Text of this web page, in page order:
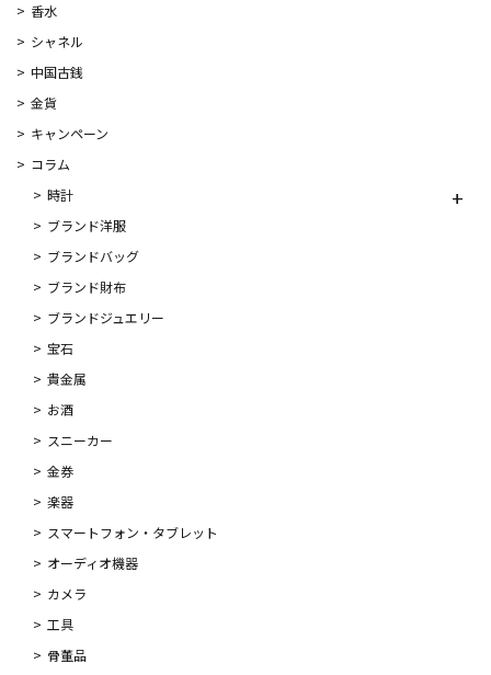
香水
シャネル
中国古銭
金貨
キャンペーン
コラム
時計
ブランド洋服
ブランドバッグ
ブランド財布
ブランドジュエリー
宝石
貴金属
お酒
スニーカー
金券
楽器
スマートフォン・タブレット
オーディオ機器
カメラ
工具
骨董品